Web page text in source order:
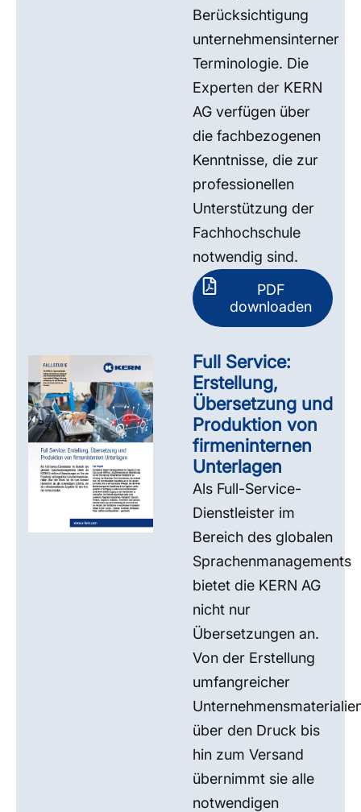
Berücksichtigung
unternehmensinterner
Terminologie. Die
Experten der KERN
AG verfügen über
die fachbezogenen
Kenntnisse, die zur
professionellen
Unterstützung der
Fachhochschule
notwendig sind.
PDF
downloaden
Full Service:
Erstellung,
Übersetzung und
Produktion von
firmeninternen
Unterlagen
Als Full-Service-
Dienstleister im
Bereich des globalen
Sprachenmanagements
bietet die KERN AG
nicht nur
Übersetzungen an.
Von der Erstellung
umfangreicher
über den Druck bis
hin zum Versand
übernimmt sie alle
notwendigen